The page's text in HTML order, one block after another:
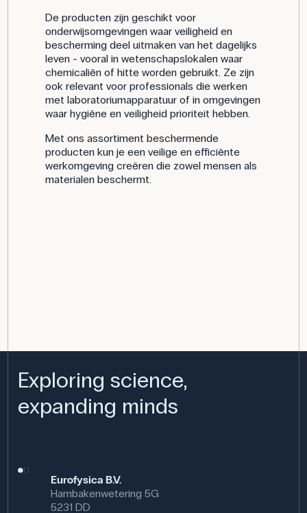
De producten zijn geschikt voor
onderwijsomgevingen waar veiligheid en
bescherming deel uitmaken van het dagelijks
leven - vooral in wetenschapslokalen waar
chemicaliën of hitte worden gebruikt. Ze zijn
ook relevant voor professionals die werken
met laboratoriumapparatuur of in omgevingen
waar hygiëne en veiligheid prioriteit hebben.
Met ons assortiment beschermende
producten kun je een veilige en efficiënte
werkomgeving creëren die zowel mensen als
materialen beschermt.
Exploring science,
expanding minds
Eurofysica B.V.
Hambakenwetering 5G
5231 DD